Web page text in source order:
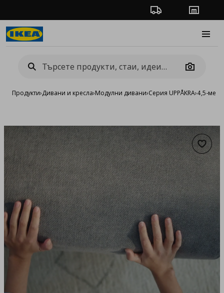
Проследяване на
Camera
Продукти›Дивани и кресла›Модулни дивани›Серия UPPÅKRA›4,5-